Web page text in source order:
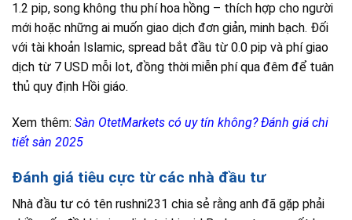
1.2 pip, song không thu phí hoa hồng – thích hợp cho người
mới hoặc những ai muốn giao dịch đơn giản, minh bạch. Đối
với tài khoản Islamic, spread bắt đầu từ 0.0 pip và phí giao
dịch từ 7 USD mỗi lot, đồng thời miễn phí qua đêm để tuân
thủ quy định Hồi giáo.
Xem thêm: Sàn OtetMarkets có uy tín không? Đánh giá chi
tiết sàn 2025
Đánh giá tiêu cực từ các nhà đầu tư
Nhà đầu tư có tên rushni231 chia sẻ rằng anh đã gặp phải